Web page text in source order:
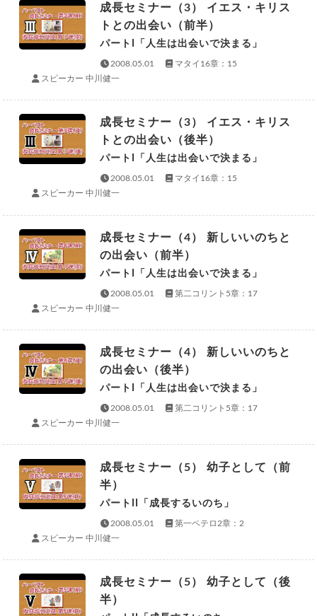
成長セミナー（3） イエス・キリス
トとの出会い（前半）
パートI「人生は出会いで決まる」
2008.05.01
マタイ16章：15
スピーカー 中川健一
成長セミナー（3） イエス・キリス
トとの出会い（後半）
パートI「人生は出会いで決まる」
2008.05.01
マタイ16章：15
スピーカー 中川健一
成長セミナー（4） 新しいいのちと
の出会い（前半）
パートI「人生は出会いで決まる」
2008.05.01
第二コリント5章：17
スピーカー 中川健一
成長セミナー（4） 新しいいのちと
の出会い（後半）
パートI「人生は出会いで決まる」
2008.05.01
第二コリント5章：17
スピーカー 中川健一
成長セミナー（5） 幼子として（前
半）
パートII「成長するいのち」
2008.05.01
第一ペテロ2章：2
スピーカー 中川健一
成長セミナー（5） 幼子として（後
半）